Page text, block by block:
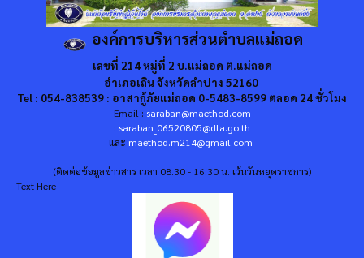
องค์การบริหารส่วนตำบลแม่ถอด
เลขที่ 214 หมู่ที่ 2 บ.แม่ถอด ต.แม่ถอด
อำเภอเถิน จังหวัดลำปาง 52160
Tel : 054-838539 : อาสากู้ภัยแม่ถอด 0-5483-8599 ตลอด 24 ชั่วโมง
Email : saraban@maethod.com
: saraban_06520805@dla.go.th
และ maethod.m214@gmail.com
(ติดต่อข้อมูลข่าวสาร เวลา 08.30 - 16.30 น. เว้นวันหยุดราชการ)
Text Here